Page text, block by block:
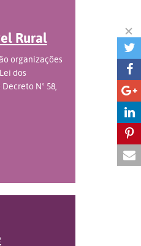
Rural
organizações
dos
Nº 58,